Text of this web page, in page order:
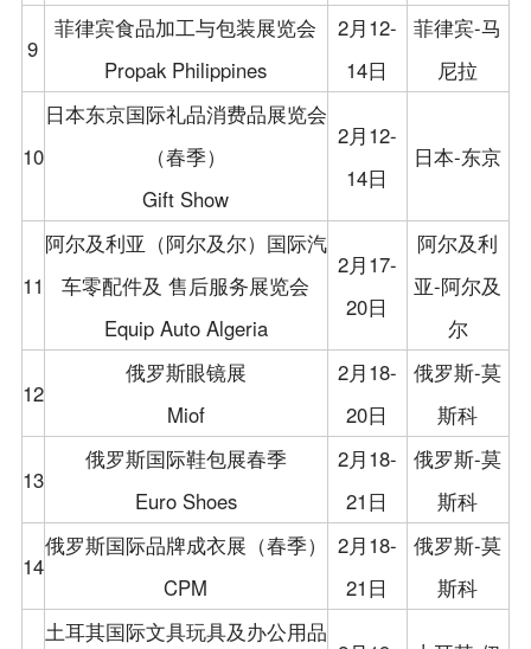
9
菲律宾食品加工与包装展览会
Propak Philippines
2月12-
14日
菲律宾-马
尼拉
10
日本东京国际礼品消费品展览会
（春季）
Gift Show
2月12-
14日
日本-东京
11
阿尔及利亚（阿尔及尔）国际汽
车零配件及 售后服务展览会
Equip Auto Algeria
2月17-
20日
阿尔及利
亚-阿尔及
尔
12
俄罗斯眼镜展
Miof
2月18-
20日
俄罗斯-莫
斯科
13
俄罗斯国际鞋包展春季
Euro Shoes
2月18-
21日
俄罗斯-莫
斯科
14
俄罗斯国际品牌成衣展（春季）
CPM
2月18-
21日
俄罗斯-莫
斯科
土耳其国际文具玩具及办公用品